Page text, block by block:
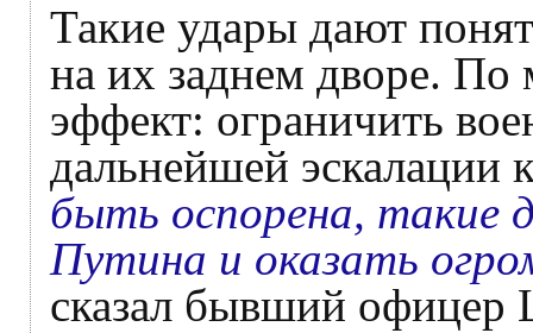
Такие удары дают
на их заднем дворе.
эффект: ограничить
дальнейшей эскалации
быть оспорена, такие
Путина и оказать
сказал бывший